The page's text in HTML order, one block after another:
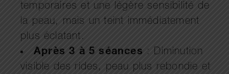
temporaires et une légère sensibilité de
la peau, mais un teint immédiatement
plus éclatant.
Après 3 à 5 séances : Diminution
visible des rides, peau plus rebondie et